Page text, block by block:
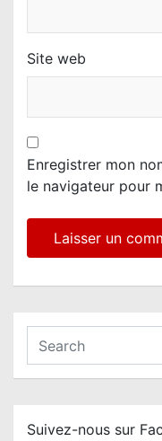
Site web
Enregistrer mon
le navigateur pour
a
c
Suivez-nous sur